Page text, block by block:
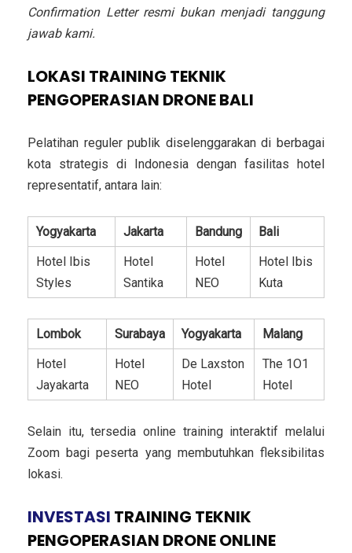
Confirmation Letter resmi bukan menjadi tanggung
jawab kami.
LOKASI TRAINING TEKNIK
PENGOPERASIAN DRONE BALI
Pelatihan reguler publik diselenggarakan di berbagai
kota strategis di Indonesia dengan fasilitas hotel
representatif, antara lain:
Yogyakarta Jakarta Bandung
Bali
Hotel Ibis
Styles
Hotel
Santika
Hotel
NEO
Hotel Ibis
Kuta
Lombok Surabaya Yogyakarta
Malang
Hotel
Jayakarta
Hotel
NEO
De Laxston
Hotel
The 1O1
Hotel
Selain itu, tersedia online training interaktif melalui
Zoom bagi peserta yang membutuhkan fleksibilitas
lokasi.
INVESTASI TRAINING TEKNIK
PENGOPERASIAN DRONE ONLINE